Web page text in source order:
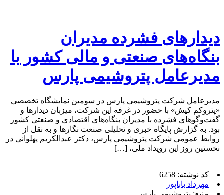
دیدارهای فشرده مدیران
بنگاه‌های صنعتی و مالی کشور با
مدیرعامل پتروشیمی پارس
مدیرعامل شرکت پتروشیمی پارس در سومین نمایشگاه تخصصی
«پتروکم کیش» با حضور در غرفه این شرکت، میزبان دیدارها و
گفت‌وگوهای فشرده با مدیران بنگاه‌های اقتصادی و صنعتی کشور
بود. به گزارش پایگاه خبری و تحلیلی صنعت نگارها و به نقل از
روابط عمومی شرکت پتروشیمی پارس، دکتر عبدالکریم پهلوانی در
نخستین روز این رویداد ملی، […]
کد نوشته: 6258
مهرداد باباپور